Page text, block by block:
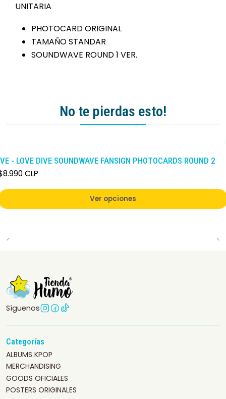
UNITARIA
PHOTOCARD ORIGINAL
TAMAÑO STANDAR
SOUNDWAVE ROUND 1 VER.
No te pierdas esto!
- LOVE DIVE SOUNDWAVE FANSIGN PHOTOCARDS ROUND 2
CLP
Ver opciones
Síguenos
Categorías
ALBUMS KPOP
MERCHANDISING
GOODS OFICIALES
POSTERS ORIGINALES